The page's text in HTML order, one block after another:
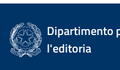
Dipartimento
l'editoria